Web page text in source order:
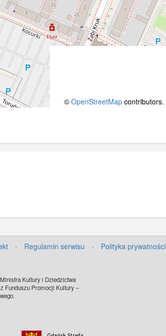
© OpenStreetMap contributors.
· Regulamin serwisu · Polityka prywatności
Kultury i Dziedzictwa
Funduszu Promocji Kultury –